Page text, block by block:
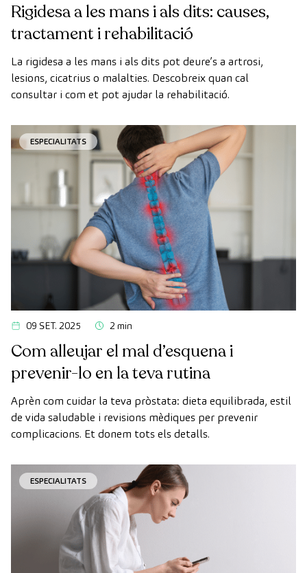
Rigidesa a les mans i als dits: causes,
tractament i rehabilitació
La rigidesa a les mans i als dits pot deure’s a artrosi,
lesions, cicatrius o malalties. Descobreix quan cal
consultar i com et pot ajudar la rehabilitació.
ESPECIALITATS
09 SET. 2025 2 min
Com alleujar el mal d’esquena i
prevenir-lo en la teva rutina
Aprèn com cuidar la teva pròstata: dieta equilibrada, estil
de vida saludable i revisions mèdiques per prevenir
complicacions. Et donem tots els detalls.
ESPECIALITATS